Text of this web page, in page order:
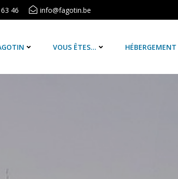
46 info@fagotin.be
VOUS ÊTES… HÉBERGEMENT